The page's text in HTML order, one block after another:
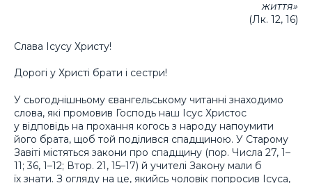
життя»
(Лк. 12, 16)
Слава Ісусу Христу!
Дорогі у Христі брати і сестри!
У сьогоднішньому євангельському читанні знаходимо
слова, які промовив Господь наш Ісус Христос
у відповідь на прохання когось з народу напоумити
його брата, щоб той поділився спадщиною. У Старому
Завіті містяться закони про спадщину (пор. Числа 27, 1–
11; 36, 1–12; Втор. 21, 15–17) й учителі Закону мали б
їх знати. З огляду на це, якийсь чоловік попросив Ісуса,